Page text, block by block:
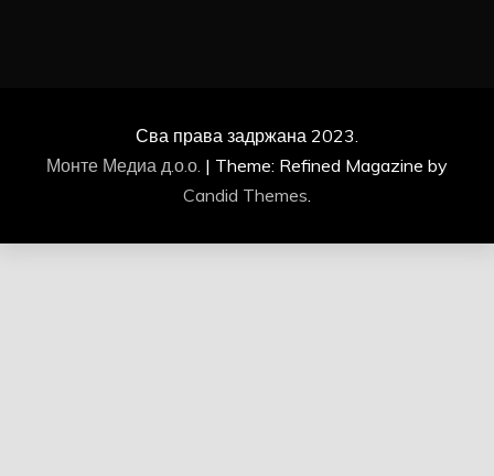
Сва права задржана 2023.
Монте Медиа д.о.о. | Theme: Refined Magazine by
Candid Themes.